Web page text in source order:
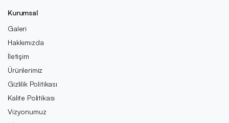
Kurumsal
Galeri
Hakkımızda
İletişim
Ürünlerimiz
Gizlilik Politikası
Kalite Politikası
Vizyonumuz